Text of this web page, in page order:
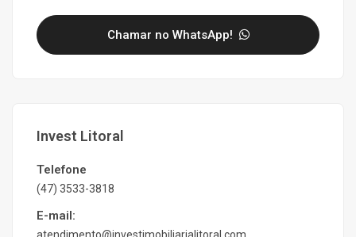
Chamar no WhatsApp!
Invest Litoral
Telefone
(47) 3533-3818
E-mail: